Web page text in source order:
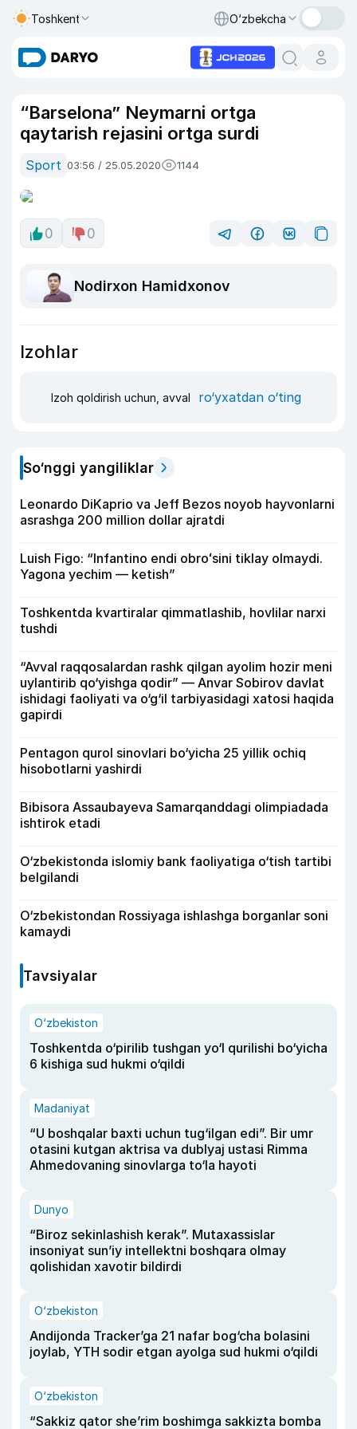
Toshkent O‘zbekcha
“Barselona” Neymarni ortga
qaytarish rejasini ortga surdi
Sport 03:56 / 25.05.2020 1144
0 0
Nodirxon Hamidxonov
Izohlar
Izoh qoldirish uchun, avval ro‘yxatdan o‘ting
So‘nggi yangiliklar
Leonardo DiKaprio va Jeff Bezos noyob hayvonlarni
asrashga 200 million dollar ajratdi
Luish Figo: “Infantino endi obroʻsini tiklay olmaydi.
Yagona yechim — ketish”
Toshkentda kvartiralar qimmatlashib, hovlilar narxi
tushdi
“Avval raqqosalardan rashk qilgan ayolim hozir meni
uylantirib qo‘yishga qodir” — Anvar Sobirov davlat
ishidagi faoliyati va o‘g‘il tarbiyasidagi xatosi haqida
gapirdi
Pentagon qurol sinovlari bo‘yicha 25 yillik ochiq
hisobotlarni yashirdi
Bibisora Assaubayeva Samarqanddagi olimpiadada
ishtirok etadi
O‘zbekistonda islomiy bank faoliyatiga o‘tish tartibi
belgilandi
O‘zbekistondan Rossiyaga ishlashga borganlar soni
kamaydi
Tavsiyalar
O‘zbekiston
Toshkentda o‘pirilib tushgan yo‘l qurilishi bo‘yicha
6 kishiga sud hukmi o‘qildi
Madaniyat
“U boshqalar baxti uchun tug‘ilgan edi”. Bir umr
otasini kutgan aktrisa va dublyaj ustasi Rimma
Ahmedovaning sinovlarga to‘la hayoti
Dunyo
“Biroz sekinlashish kerak”. Mutaxassislar
insoniyat sun’iy intellektni boshqara olmay
qolishidan xavotir bildirdi
O‘zbekiston
Andijonda Tracker’ga 21 nafar bog‘cha bolasini
joylab, YTH sodir etgan ayolga sud hukmi o‘qildi
O‘zbekiston
“Sakkiz qator she’rim boshimga sakkizta bomba